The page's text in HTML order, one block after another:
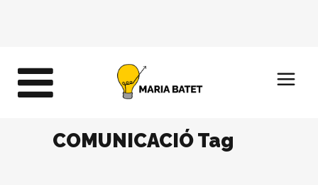
COMUNICACIÓ Tag